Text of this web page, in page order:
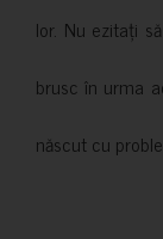
lor. Nu ezitați
brusc în urma
născut cu